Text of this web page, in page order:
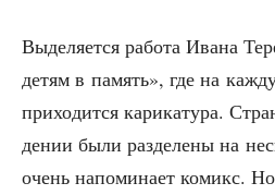
Выде­ля­ет­ся рабо­та Ива­на
детям в память», где на
при­хо­дит­ся кари­ка­ту­ра.
де­нии были раз­де­ле­ны на
очень напо­ми­на­ет комикс.